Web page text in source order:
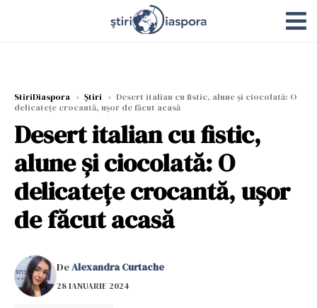
StiriDiaspora › Știri › Desert italian cu fistic, alune și ciocolată: O
delicatețe crocantă, ușor de făcut acasă
Desert italian cu fistic,
alune și ciocolată: O
delicatețe crocantă, ușor
de făcut acasă
DeAlexandra Curtache
28 IANUARIE 2024